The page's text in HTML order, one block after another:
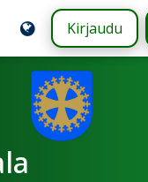
Kirjaudu